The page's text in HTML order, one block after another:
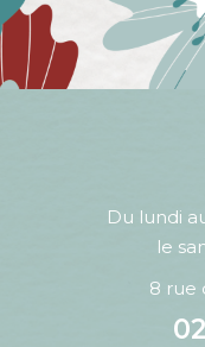
Du lundi
le
8 rue